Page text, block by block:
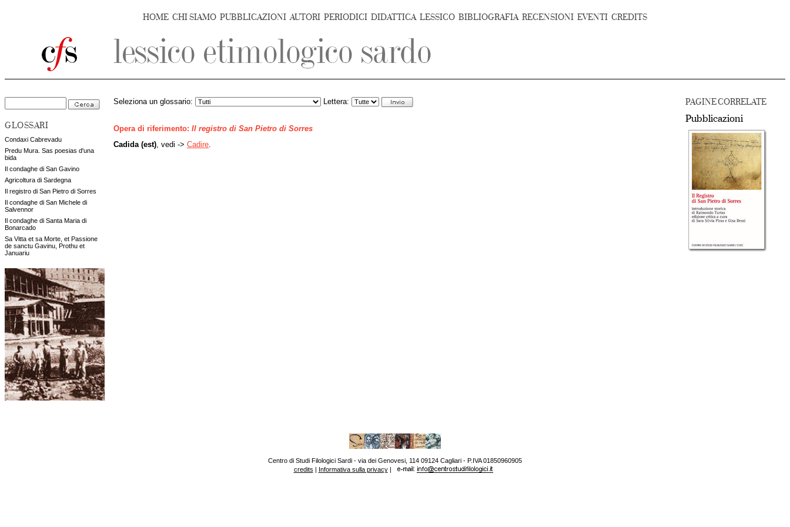
HOME CHI SIAMO PUBBLICAZIONI AUTORI PERIODICI DIDATTICA LESSICO BIBLIOGRAFIA RECENSIONI EVENTI CREDITS
GLOSSARI
Condaxi Cabrevadu
Predu Mura. Sas poesias d'una
bida
Il condaghe di San Gavino
Agricoltura di Sardegna
Il registro di San Pietro di Sorres
Il condaghe di San Michele di
Salvennor
Il condaghe di Santa Maria di
Bonarcado
Sa Vitta et sa Morte, et Passione
de sanctu Gavinu, Prothu et
Januariu
PAGINE CORRELATE
Pubblicazioni
Seleziona un glossario: Lettera:
Opera di riferimento: Il registro di San Pietro di Sorres
Cadida (est) , vedi -> Cadire
Centro di Studi Filologici Sardi - via dei Genovesi, 114 09124 Cagliari - P.IVA 01850960905
credits | Informativa sulla privacy|